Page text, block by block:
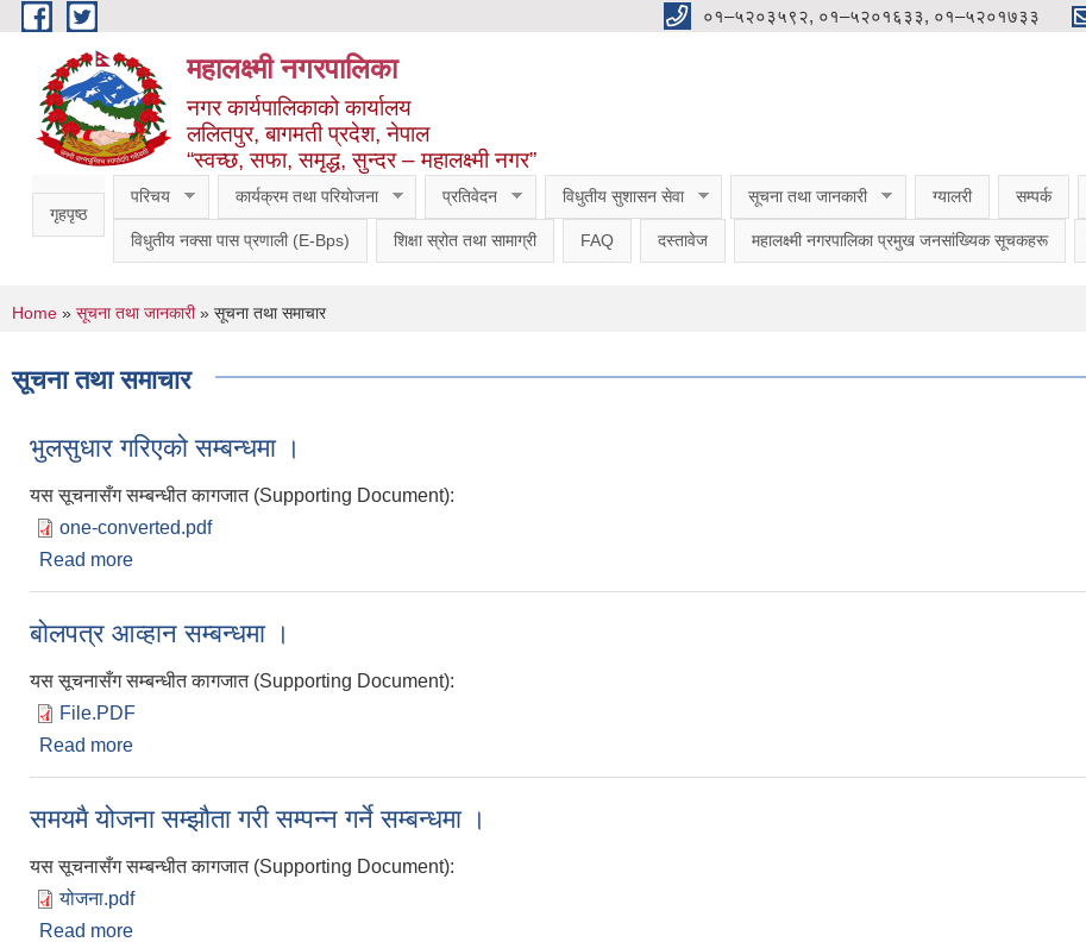
Skip to main content ०१–५२०३५९२, ०१–५२०१६३३, ०१–५२०१७३३
महालक्ष्मी नगरपालिका
नगर कार्यपालिकाको कार्यालय
ललितपुर, बागमती प्रदेश, नेपाल
“स्वच्छ, सफा, समृद्ध, सुन्दर – महालक्ष्मी नगर”
गृहपृष्ठ
परिचय कार्यक्रम तथा परियोजना प्रतिवेदन विधुतीय सुशासन सेवा सूचना तथा जानकारी ग्यालरी सम्पर्क
विधुतीय नक्सा पास प्रणाली (E-Bps) शिक्षा स्रोत तथा सामाग्री FAQ दस्तावेज महालक्ष्मी नगरपालिका प्रमुख जनसांख्यिक सूचकहरू
You are here
Home » सूचना तथा जानकारी» सूचना तथा समाचार
सूचना तथा समाचार
भुलसुधार गरिएको सम्बन्धमा ।
यस सूचनासँग सम्बन्धीत कागजात (Supporting Document):
one-converted.pdf
Read more
बोलपत्र आव्हान सम्बन्धमा ।
यस सूचनासँग सम्बन्धीत कागजात (Supporting Document):
File.PDF
Read more
समयमै योजना सम्झौता गरी सम्पन्न गर्ने सम्बन्धमा ।
यस सूचनासँग सम्बन्धीत कागजात (Supporting Document):
योजना.pdf
Read more